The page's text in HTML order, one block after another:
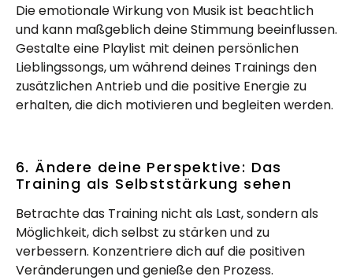
Die emotionale Wirkung von Musik ist beachtlich
und kann maßgeblich deine Stimmung beeinflussen.
Gestalte eine Playlist mit deinen persönlichen
Lieblingssongs, um während deines Trainings den
zusätzlichen Antrieb und die positive Energie zu
erhalten, die dich motivieren und begleiten werden.
6. Ändere deine Perspektive: Das
Training als Selbststärkung sehen
Betrachte das Training nicht als Last, sondern als
Möglichkeit, dich selbst zu stärken und zu
verbessern. Konzentriere dich auf die positiven
Veränderungen und genieße den Prozess.